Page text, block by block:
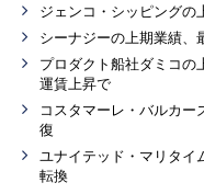
ジェンコ・シッピングの
シーナジーの上期業績、
プロダクト船社ダミコの
運賃上昇で
コスタマーレ・バルカー
復
ユナイテッド・マリタイ
転換